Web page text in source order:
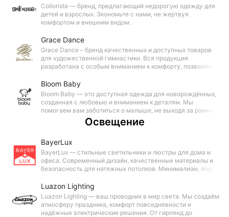
Collorista — бренд, предлагающий недорогую одежду для
детей и взрослых. Экономьте с нами, не жертвуя
комфортом и внешним видом.
Grace Dance
Grace Dance – бренд качественных и доступных товаров
для художественной гимнастики. Вся продукция
разработана с особым вниманием к комфорту, позволяя
уверенно во время тренировок и выступлений.
Bloom Baby
Bloom Baby — это доступная одежда для новорождённых,
созданная с любовью и вниманием к деталям. Мы
помогаем вам заботиться о малыше, не выходя за рамки
Освещение
BayerLux
BayerLux — стильные светильники и люстры для дома и
офиса. Современный дизайн, качественные материалы и
безопасность для натяжных потолков. Минимализм, лофт,
Luazon Lighting
Luazon Lighting — ваш проводник в мир света. Мы создаём
атмосферу праздника, комфорт повседневности и
надёжные электрические решения. От гирлянд до